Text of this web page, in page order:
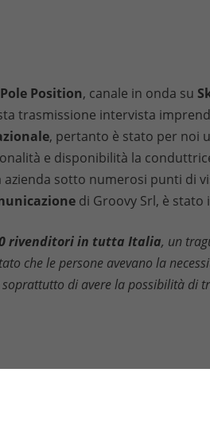
Pole Position, canale in onda su
trasmissione intervista
, pertanto è stato per noi
e disponibilità la
sotto numerosi punti di
di Groovy Srl, è stato
rivenditori in tutta Italia, un
che le persone avevano la
di avere la possibilità di